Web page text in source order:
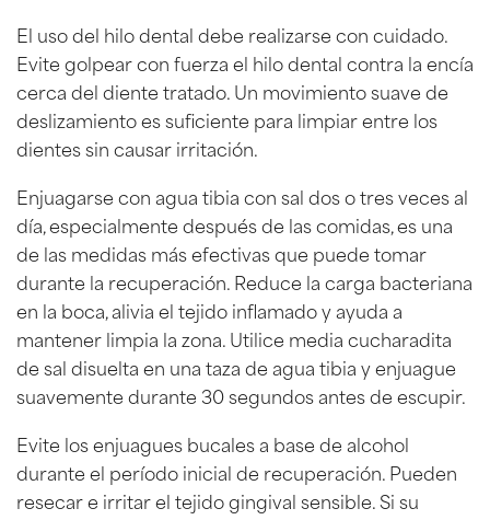
El uso del hilo dental debe realizarse con cuidado.
Evite golpear con fuerza el hilo dental contra la encía
cerca del diente tratado. Un movimiento suave de
deslizamiento es suficiente para limpiar entre los
dientes sin causar irritación.
Enjuagarse con agua tibia con sal dos o tres veces al
día, especialmente después de las comidas, es una
de las medidas más efectivas que puede tomar
durante la recuperación. Reduce la carga bacteriana
en la boca, alivia el tejido inflamado y ayuda a
mantener limpia la zona. Utilice media cucharadita
de sal disuelta en una taza de agua tibia y enjuague
suavemente durante 30 segundos antes de escupir.
Evite los enjuagues bucales a base de alcohol
durante el período inicial de recuperación. Pueden
resecar e irritar el tejido gingival sensible. Si su